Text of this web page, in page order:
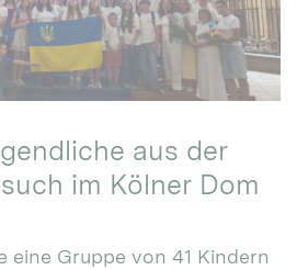
aus der
im Kölner Dom
eine Gruppe von 41 Kindern